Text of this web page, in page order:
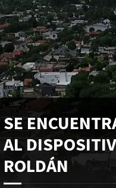
SE
AL
ROLDÁN